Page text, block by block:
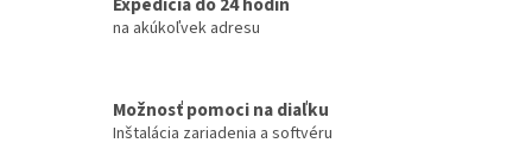
v
k
na akúkoľvek adresu
Možnosť pomoci na diaľku
Inštalácia zariadenia a softvéru